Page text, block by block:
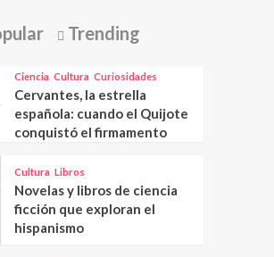
Trending
Ciencia Cultura Curiosidades
Cervantes, la estrella
española: cuando el Quijote
conquistó el firmamento
Cultura Libros
Novelas y libros de ciencia
ficción que exploran el
hispanismo